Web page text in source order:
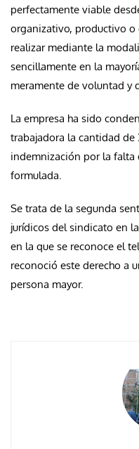
perfectamente viable
organizativo, productivo o
realizar mediante la
sencillamente en la
meramente de voluntad y
La empresa ha sido
trabajadora la cantidad
indemnización por la falta
formulada.
Se trata de la segunda
jurídicos del sindicato en
en la que se reconoce el
reconoció este derecho a
persona mayor.